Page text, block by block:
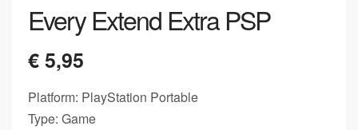
Every Extend Extra PSP
€5,95
Platform: PlayStation Portable
Type: Game